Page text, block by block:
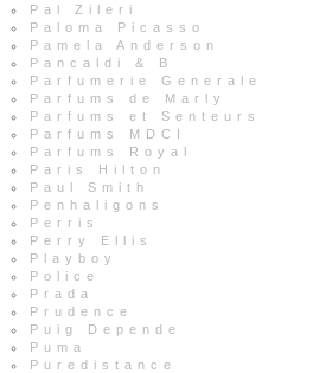
Pal Zileri
Paloma Picasso
Pamela Anderson
Pancaldi & B
Parfumerie Generale
Parfums de Marly
Parfums et Senteurs
Parfums MDCI
Parfums Royal
Paris Hilton
Paul Smith
Penhaligons
Perris
Perry Ellis
Playboy
Police
Prada
Prudence
Puig Depende
Puma
Puredistance